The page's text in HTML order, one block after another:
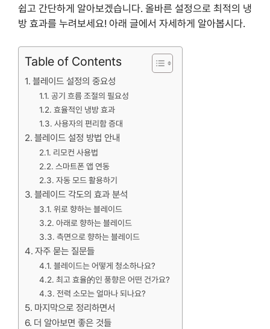
쉽고 간단하게 알아보겠습니다. 올바른 설정으로 최적의 냉
방 효과를 누려보세요! 아래 글에서 자세하게 알아봅시다.
Table of Contents
블레이드 설정의 중요성
공기 흐름 조절의 필요성
효율적인 냉방 효과
사용자의 편리함 증대
블레이드 설정 방법 안내
리모컨 사용법
스마트폰 앱 연동
자동 모드 활용하기
블레이드 각도의 효과 분석
위로 향하는 블레이드
아래로 향하는 블레이드
측면으로 향하는 블레이드
자주 묻는 질문들
블레이드는 어떻게 청소하나요?
최고 효율的인 풍향은 어떤 건가요?
전력 소모는 얼마나 되나요?
마지막으로 정리하면서
더 알아보면 좋은 것들